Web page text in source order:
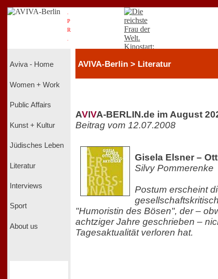
P
R
Aviva - Home
Women + Work
Public Affairs
Kunst + Kultur
Jüdisches Leben
Literatur
Interviews
Sport
About us
AVIVA-Berlin > Literatur
AVIVA-BERLIN.de im August
Beitrag vom 12.07.2008
Gisela Elsner –
Silvy Pommerenke
Postum erscheint
"Humoristin des Bösen", der –
achtziger Jahre geschrieben –
Tagesaktualität verloren hat.